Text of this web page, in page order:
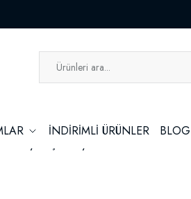
İNDİRİMLİ ÜRÜNLER BLOG